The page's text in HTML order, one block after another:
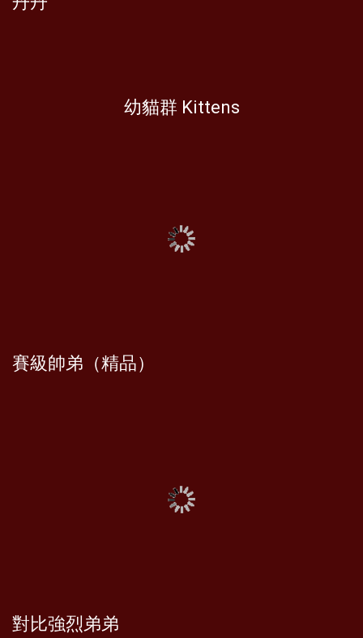
幼貓群 Kittens
賽級帥弟（精品）
對比強烈弟弟